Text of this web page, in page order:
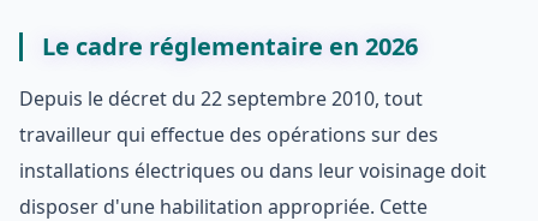
Le cadre réglementaire en 2026
Depuis le décret du 22 septembre 2010, tout
travailleur qui effectue des opérations sur des
installations électriques ou dans leur voisinage doit
disposer d'une habilitation appropriée. Cette